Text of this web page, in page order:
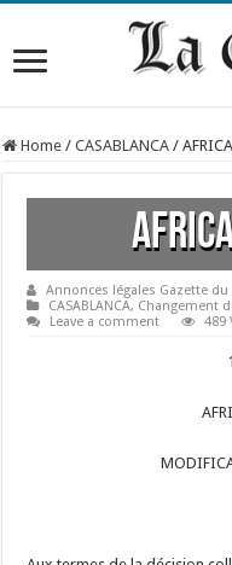
Home / CASABLANCA /
Annonces légales Gazette du
CASABLANCA, Changement
Leave a comment
489